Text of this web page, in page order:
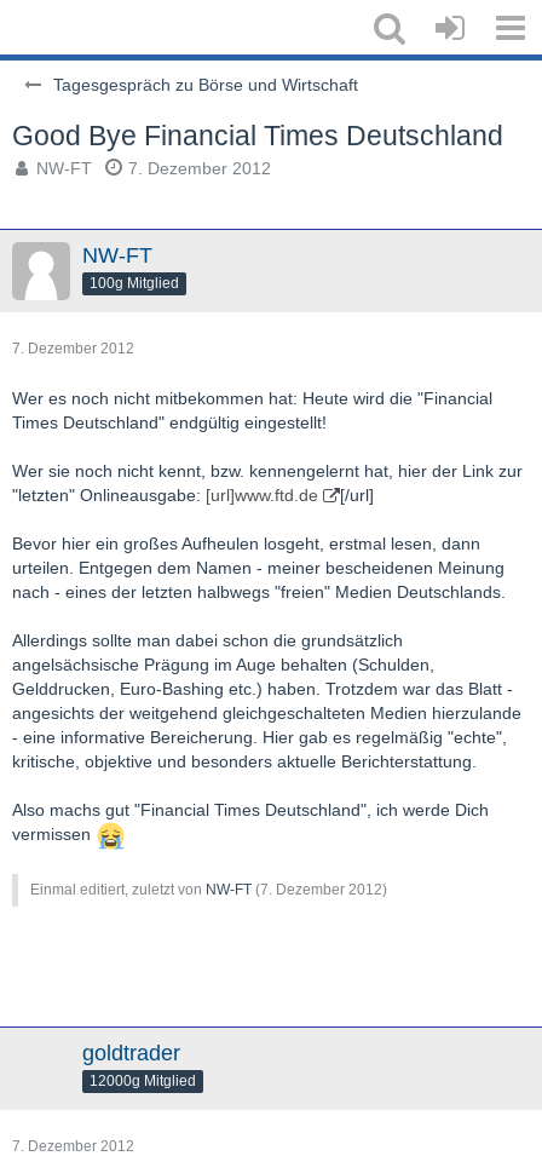
Tagesgespräch zu Börse und Wirtschaft
Good Bye Financial Times Deutschland
NW-FT 7. Dezember 2012
NW-FT
100g Mitglied
7. Dezember 2012
Wer es noch nicht mitbekommen hat: Heute wird die "Financial
Times Deutschland" endgültig eingestellt!
Wer sie noch nicht kennt, bzw. kennengelernt hat, hier der Link zur
"letzten" Onlineausgabe: [url]www.ftd.de [/url]
Bevor hier ein großes Aufheulen losgeht, erstmal lesen, dann
urteilen. Entgegen dem Namen - meiner bescheidenen Meinung
nach - eines der letzten halbwegs "freien" Medien Deutschlands.
Allerdings sollte man dabei schon die grundsätzlich
angelsächsische Prägung im Auge behalten (Schulden,
Gelddrucken, Euro-Bashing etc.) haben. Trotzdem war das Blatt -
angesichts der weitgehend gleichgeschalteten Medien hierzulande
- eine informative Bereicherung. Hier gab es regelmäßig "echte",
kritische, objektive und besonders aktuelle Berichterstattung.
Also machs gut "Financial Times Deutschland", ich werde Dich
vermissen
Einmal editiert, zuletzt von NW-FT (7. Dezember 2012)
goldtrader
12000g Mitglied
7. Dezember 2012